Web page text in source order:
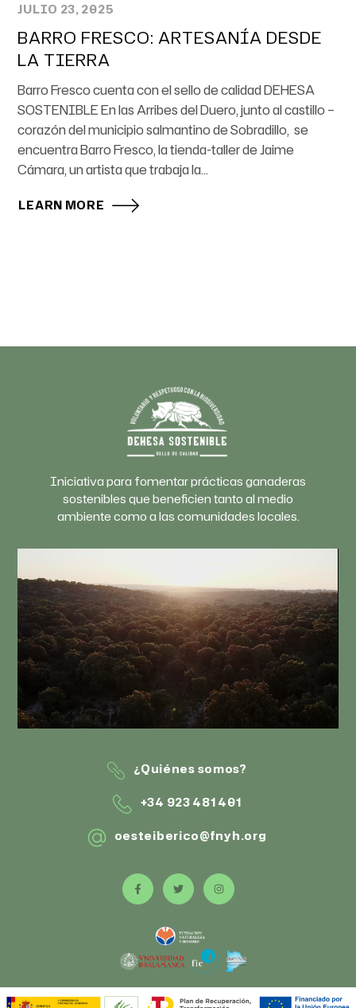
JULIO 23, 2025
BARRO FRESCO: ARTESANÍA DESDE
LA TIERRA
Barro Fresco cuenta con el sello de calidad DEHESA
SOSTENIBLE En las Arribes del Duero, junto al castillo –
corazón del municipio salmantino de Sobradillo, se
encuentra Barro Fresco, la tienda-taller de Jaime
Cámara, un artista que trabaja la...
LEARN MORE
Iniciativa para fomentar prácticas ganaderas
sostenibles que beneficien tanto al medio
ambiente como a las comunidades locales.
¿Quiénes somos?
+34 923 481 401
oesteiberico@fnyh.org